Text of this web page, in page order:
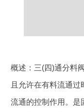
概述：三(四)通分料
且允许在有料流通
流通的控制作用。是